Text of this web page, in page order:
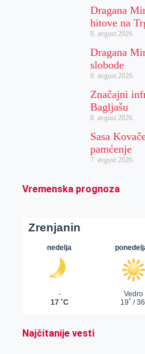
Dragana
hitove na
8. avgust 2026.
Dragana
slobode
8. avgust 2026.
Značajni
Bagljašu
8. avgust 2026.
Sasa
pamćenje
7. avgust 2026.
Vremenska prognoza
Najčitanije vesti